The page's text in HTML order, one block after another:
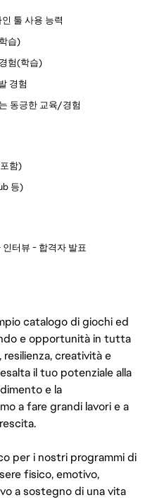
툴 사용 능력
습)
험(학습)
경험
동긍한 교육/경험
함)
등)
터뷰 - 합격자 발표
catalogo di giochi ed
e opportunità in tutta
resilienza, creatività e
il tuo potenziale alla
e la
a fare grandi lavori e a
per i nostri programmi di
fisico, emotivo,
a sostegno di una vita